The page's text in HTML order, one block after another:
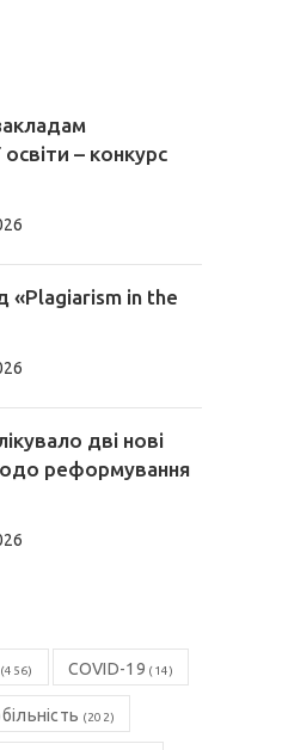
– конкурс
«Plagiarism in the
дві нові
реформування
(456) COVID-19 (14)
(202)